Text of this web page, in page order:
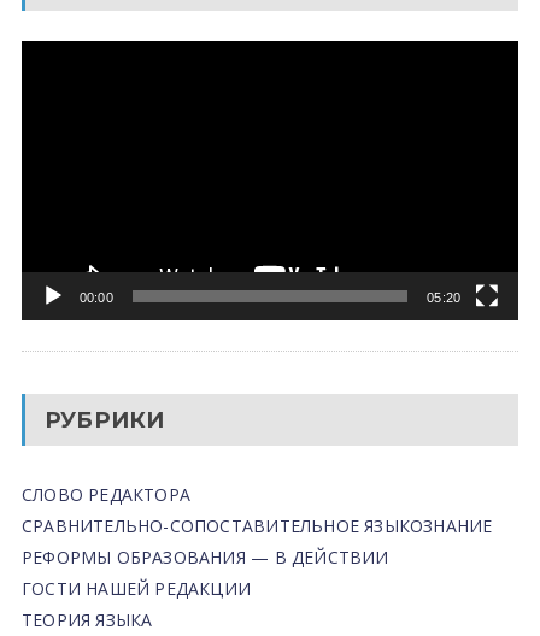
00:00 05:20
РУБРИКИ
СЛОВО РЕДАКТОРА
СРАВНИТЕЛЬНО-СОПОСТАВИТЕЛЬНОЕ ЯЗЫКОЗНАНИЕ
РЕФОРМЫ ОБРАЗОВАНИЯ — В ДЕЙСТВИИ
ГОСТИ НАШЕЙ РЕДАКЦИИ
ТЕОРИЯ ЯЗЫКА